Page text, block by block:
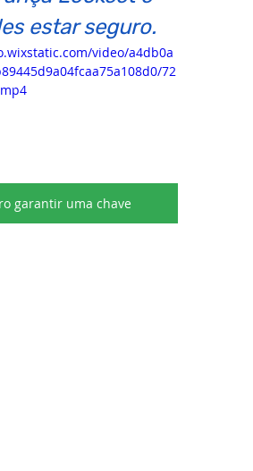
estar seguro.
video/a4db0a
72
garantir uma chave